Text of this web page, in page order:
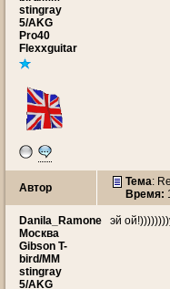
stingray
5/AKG
Pro40
Flexxguitar
Автор Тема:
Время:
Danila_Ramone
Москва
Gibson T-
bird/MM
stingray
5/AKG
эй